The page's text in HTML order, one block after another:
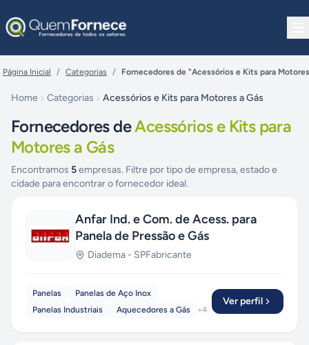
Página Inicial / Categorias / Fornecedores de "Acessórios e Kits para
Home Categorias Acessórios e Kits para Motores a Gás
Fornecedores deAcessórios e Kits para
Motores a Gás
Encontramos 5empresas. Filtre por tipo de empresa, estado e
cidade para encontrar o fornecedor ideal.
Anfar Ind. e Com. de Acess. para
Panela de Pressão e Gás
Diadema - SPFabricante
Panelas
Panelas de Aço Inox
Panelas Industriais
Aquecedores a Gás +4
Ver perfil